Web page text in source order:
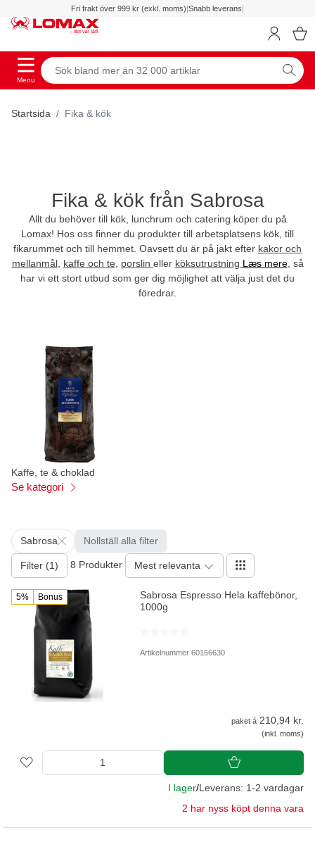
Fri frakt över 999 kr (exkl. moms)|Snabb leverans|
Menu
Startsida Fika & kök
Fika & kök från Sabrosa
Allt du behöver till kök, lunchrum och catering köper du på
Lomax! Hos oss finner du produkter till arbetsplatsens kök, till
fikarummet och till hemmet. Oavsett du är på jakt efter kakor och
mellanmål, kaffe och te porslin eller köksutrustning Læs mere, så
har vi ett stort utbud som ger dig möjlighet att välja just det du
föredrar.
Kaffe, te & choklad
Se kategori
Sabrosa Nollställ alla filter
Filter (1) 8 Produkter Mest relevanta
5% Bonus
Sabrosa Espresso Hela kaffebönor,
1000g
Artikelnummer 60166630
paket á 210,94 kr.
(inkl. moms)
I lager/Leverans: 1-2 vardagar
2 har nyss köpt denna vara